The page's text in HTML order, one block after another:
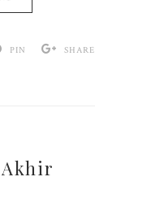
PIN SHARE